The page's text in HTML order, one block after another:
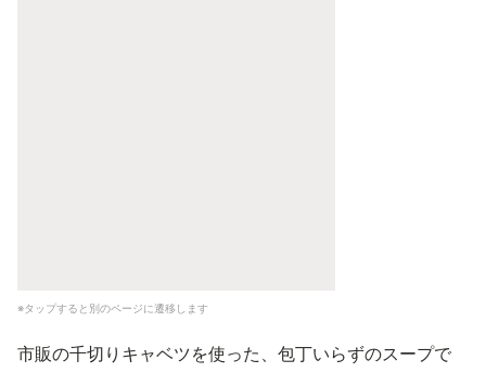
※タップすると別のページに遷移します
市販の千切りキャベツを使った、包丁いらずのスープで